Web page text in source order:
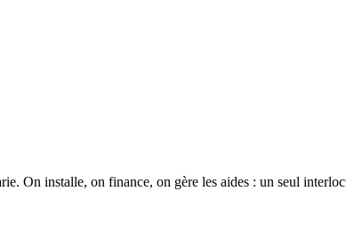
On installe, on finance, on gère les aides : un seul